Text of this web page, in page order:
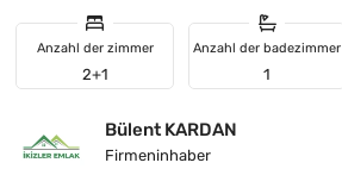
Anzahl der zimmer
2+1
Anzahl der badezimmer
1
Bülent KARDAN
Firmeninhaber